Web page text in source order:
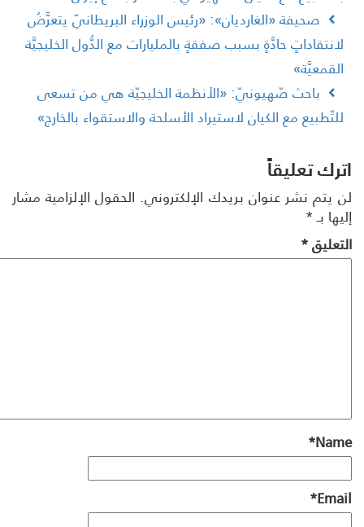
صحيفة «الغارديان»: «رئيس الوزراء البريطانيّ يتعرَّضُ
حادَّةٍ بسبب صفقةٍ بالمليارات مع الدُّول الخليجيَّة
باحث صّهيونيّ: «الأنظمة الخليجيّة هي من تسعى
مع الكيان لاستيراد الأسلحة والاستقواء بالخارج»
تعليقاً
يتم نشر عنوان بريدك الإلكتروني. الحقول الإلزامية مشار
بـ*
*
*
*